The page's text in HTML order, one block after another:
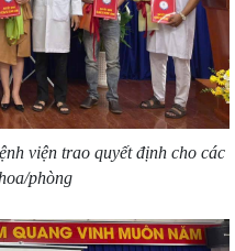
viện trao quyết định cho các
phòng